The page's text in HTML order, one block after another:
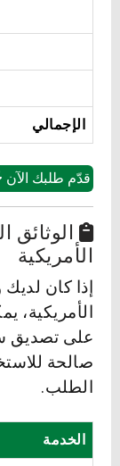
الإجمالي
قدّم طلبك الآن
الوثائق
الأمريكية
إذا كان
على تصديق
صالحة
الطلب.
الخدمة